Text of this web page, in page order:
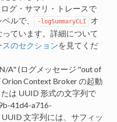
グ・サマリ・トレースで
ルで、
-logSummaryCLI
オ
ています。詳細について
のセクションを見てくだ
A" (ログメッセージ "out of
Context Broker の起動
は UUID 形式の文字列で
41d4-a716-
文字列には、サフィッ